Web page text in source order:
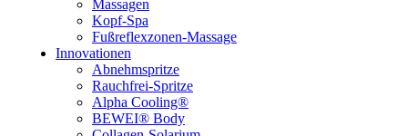
Massagen
Kopf-Spa
Fußreflexzonen-Massage
Innovationen
Abnehmspritze
Rauchfrei-Spritze
Alpha Cooling®
BEWEI® Body